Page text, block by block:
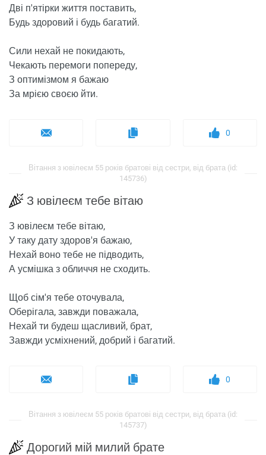
Дві п'ятірки життя поставить,
Будь здоровий і будь багатий.
Сили нехай не покидають,
Чекають перемоги попереду,
З оптимізмом я бажаю
За мрією своєю йти.
0
Вітання з ювілеєм 55 років братові від сестри, від брата (id:
145736)
З ювілеєм тебе вітаю
З ювілеєм тебе вітаю,
У таку дату здоров'я бажаю,
Нехай воно тебе не підводить,
А усмішка з обличчя не сходить.
Щоб сім'я тебе оточувала,
Оберігала, завжди поважала,
Нехай ти будеш щасливий, брат,
Завжди усміхнений, добрий і багатий.
0
Вітання з ювілеєм 55 років братові від сестри, від брата (id:
145737)
Дорогий мій милий брате